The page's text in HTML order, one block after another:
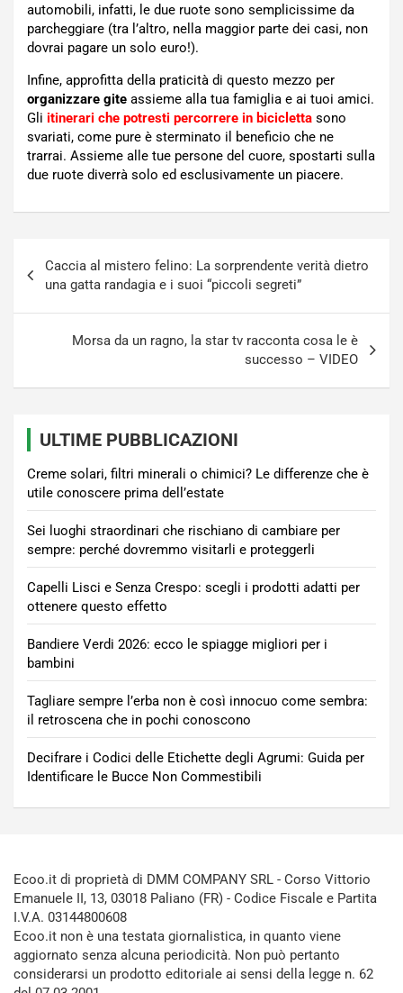
automobili, infatti, le due ruote sono semplicissime da
parcheggiare (tra l’altro, nella maggior parte dei casi, non
dovrai pagare un solo euro!).
Infine, approfitta della praticità di questo mezzo per
organizzare gite assieme alla tua famiglia e ai tuoi amici.
Gli itinerari che potresti percorrere in bicicletta sono
svariati, come pure è sterminato il beneficio che ne
trarrai. Assieme alle tue persone del cuore, spostarti sulla
due ruote diverrà solo ed esclusivamente un piacere.
articoli
Caccia al mistero felino: La sorprendente verità dietro
una gatta randagia e i suoi “piccoli segreti”
Morsa da un ragno, la star tv racconta cosa le è
successo – VIDEO
ULTIME PUBBLICAZIONI
Creme solari, filtri minerali o chimici? Le differenze che è
utile conoscere prima dell’estate
Sei luoghi straordinari che rischiano di cambiare per
sempre: perché dovremmo visitarli e proteggerli
Capelli Lisci e Senza Crespo: scegli i prodotti adatti per
ottenere questo effetto
Bandiere Verdi 2026: ecco le spiagge migliori per i
bambini
Tagliare sempre l’erba non è così innocuo come sembra:
il retroscena che in pochi conoscono
Decifrare i Codici delle Etichette degli Agrumi: Guida per
Identificare le Bucce Non Commestibili
Ecoo.it di proprietà di DMM COMPANY SRL - Corso Vittorio
Emanuele II, 13, 03018 Paliano (FR) - Codice Fiscale e Partita
I.V.A. 03144800608
Ecoo.it non è una testata giornalistica, in quanto viene
aggiornato senza alcuna periodicità. Non può pertanto
considerarsi un prodotto editoriale ai sensi della legge n. 62